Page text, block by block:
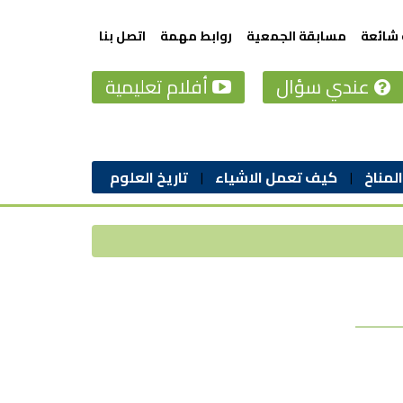
كيف تعمل الاشياء تاريخ العلوم
أفلام تعليمية عندي سؤال
شائعة مسابقة الجمعية روابط مهمة اتصل بنا